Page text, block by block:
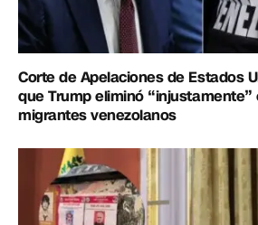
Corte de Apelaciones de Estados
que Trump eliminó “injustamente”
migrantes venezolanos